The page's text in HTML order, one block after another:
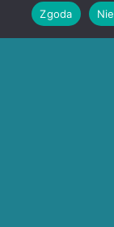
Zgoda